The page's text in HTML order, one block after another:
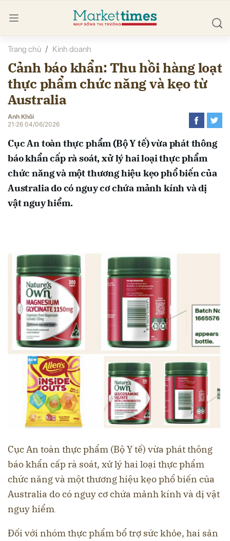
Trang chủ Kinh doanh
Cảnh báo khẩn: Thu hồi hàng loạt
thực phẩm chức năng và kẹo từ
Australia
Anh Khôi
21:26 04/06/2026
Cục An toàn thực phẩm (Bộ Y tế) vừa phát thông
báo khẩn cấp rà soát, xử lý hai loại thực phẩm
chức năng và một thương hiệu kẹo phổ biến của
Australia do có nguy cơ chứa mảnh kính và dị
vật nguy hiểm.
Cục An toàn thực phẩm (Bộ Y tế) vừa phát thông
báo khẩn cấp rà soát, xử lý hai loại thực phẩm
chức năng và một thương hiệu kẹo phổ biến của
Australia do có nguy cơ chứa mảnh kính và dị vật
nguy hiểm.
Đối với nhóm thực phẩm bổ trợ sức khỏe, hai sản
luận